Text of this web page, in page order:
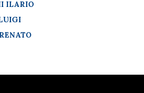
ILARIO